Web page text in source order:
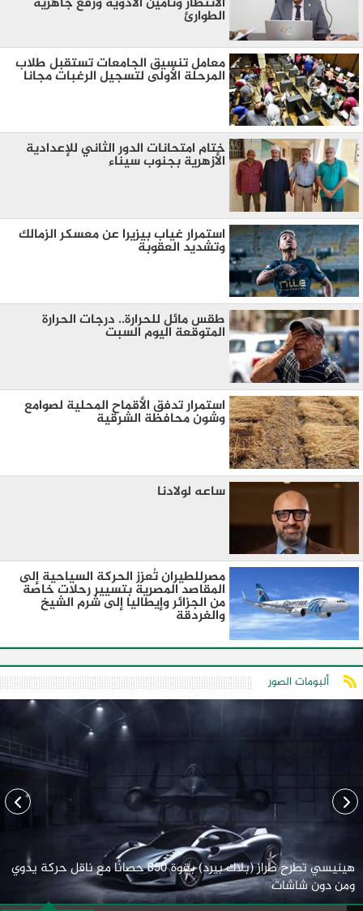
الطوارئ
معامل تنسيق الجامعات تستقبل طلاب
المرحلة الأولى لتسجيل الرغبات مجانا
ختام امتحانات الدور الثاني للإعدادية
الأزهرية بجنوب سيناء
استمرار غياب بيزيرا عن معسكر الزمالك
وتشديد العقوبة
طقس مائل للحرارة.. درجات الحرارة
المتوقعة اليوم السبت
استمرار تدفق الأقماح المحلية لصوامع
وشون محافظة الشرقية
ساعه لولادنا
مصرللطيران تُعزز الحركة السياحية إلى
المقاصد المصرية بتسيير رحلات خاصة
من الجزائر وإيطاليا إلى شرم الشيخ
والغردقة
ألبومات الصور
هينيسي تطرح طراز (بلاك بيرد) بقوة 850 حصانًا مع ناقل حركة يدوي
ومن دون شاشات